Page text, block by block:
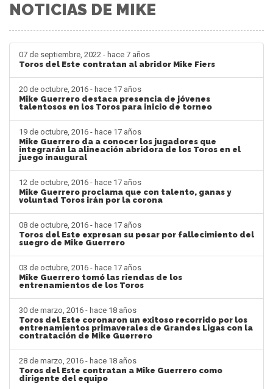
NOTICIAS DE MIKE
07 de septiembre, 2022 - hace 7 años
Toros del Este contratan al abridor Mike Fiers
20 de octubre, 2016 - hace 17 años
Mike Guerrero destaca presencia de jóvenes
talentosos en los Toros para inicio de torneo
19 de octubre, 2016 - hace 17 años
Mike Guerrero da a conocer los jugadores que
integrarán la alineación abridora de los Toros en el
juego inaugural
12 de octubre, 2016 - hace 17 años
Mike Guerrero proclama que con talento, ganas y
voluntad Toros irán por la corona
08 de octubre, 2016 - hace 17 años
Toros del Este expresan su pesar por fallecimiento del
suegro de Mike Guerrero
03 de octubre, 2016 - hace 17 años
Mike Guerrero tomó las riendas de los
entrenamientos de los Toros
30 de marzo, 2016 - hace 18 años
Toros del Este coronaron un exitoso recorrido por los
entrenamientos primaverales de Grandes Ligas con la
contratación de Mike Guerrero
28 de marzo, 2016 - hace 18 años
Toros del Este contratan a Mike Guerrero como
dirigente del equipo